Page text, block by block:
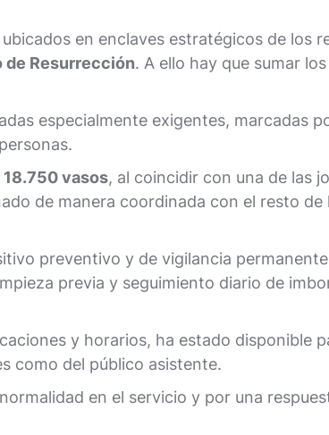
ubicados en enclaves estratégicos de los
de Resurrección. A ello hay que sumar los
especialmente exigentes, marcadas
18.750 vasos, al coincidir con una de las
de manera coordinada con el resto de
preventivo y de vigilancia
previa y seguimiento diario de
y horarios, ha estado disponible
como del público asistente.
en el servicio y por una